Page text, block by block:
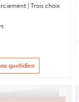
| Trois choix
quotidien